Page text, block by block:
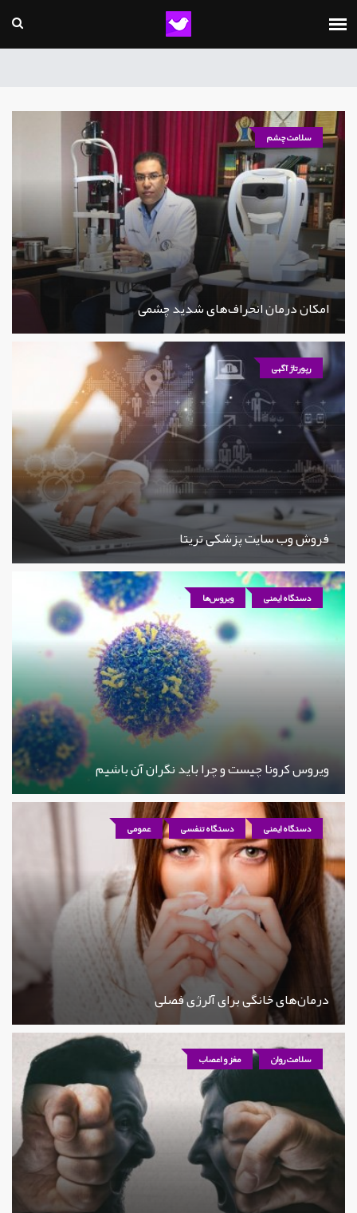
سلامت چشم
امکان درمان انحراف‌های شدید چشمی
رپورتاژ آگهی
فروش وب سایت پزشکی تریتا
دستگاه ایمنی ویروس‌ها
ویروس کرونا چیست و چرا باید نگران آن باشیم
دستگاه ایمنی دستگاه تنفسی عمومی
درمان‌های خانگی برای آلرژی فصلی
سلامت روان مغز و اعصاب